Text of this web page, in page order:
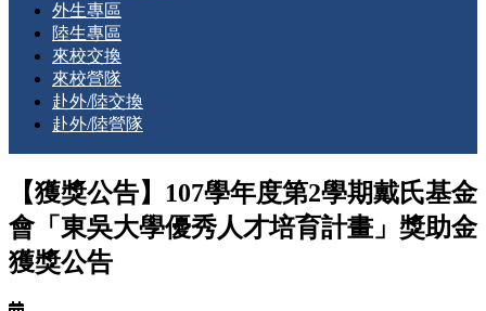
外生專區
陸生專區
來校交換
來校營隊
赴外/陸交換
赴外/陸營隊
【獲獎公告】107學年度第2學期戴氏基金
會「東吳大學優秀人才培育計畫」獎助金
獲獎公告